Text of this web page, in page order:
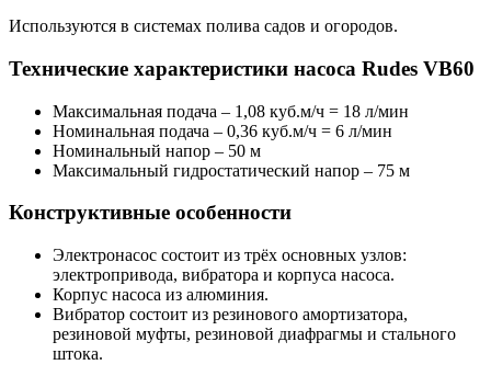
Используются в системах полива садов и огородов.
Технические характеристики насоса Rudes VB60
Максимальная подача – 1,08 куб.м/ч = 18 л/мин
Номинальная подача – 0,36 куб.м/ч = 6 л/мин
Номинальный напор – 50 м
Максимальный гидростатический напор – 75 м
Конструктивные особенности
Электронасос состоит из трёх основных узлов:
электропривода, вибратора и корпуса насоса.
Корпус насоса из алюминия.
Вибратор состоит из резинового амортизатора,
резиновой муфты, резиновой диафрагмы и стального
штока.